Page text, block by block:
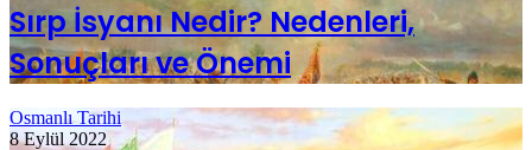
Sırp İsyanı Nedir? Nedenleri,
Sonuçları ve Önemi
Osmanlı Tarihi
8 Eylül 2022